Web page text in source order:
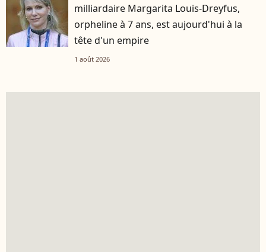
milliardaire Margarita Louis-Dreyfus,
orpheline à 7 ans, est aujourd'hui à la
tête d'un empire
1 août 2026